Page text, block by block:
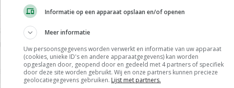
stapsgewijs. Een proces dat vermoedelijk nog
we als vanzelfsprekend delen, evenals het
dat daarop volgt.'
volgen vanaf het najaar van 2020 en lopen door
plaats waarin de Statenleden het
Informatie op een apparaat opslaan en/of openen
Meer informatie
Uw persoonsgegevens worden verwerkt en informatie van uw apparaat
(cookies, unieke ID's en andere apparaatgegevens) kan worden
opgeslagen door, geopend door en gedeeld met 4 partners of specifiek
door deze site worden gebruikt. Wij en onze partners kunnen precieze
geolocatiegegevens gebruiken. Lijst met partners.